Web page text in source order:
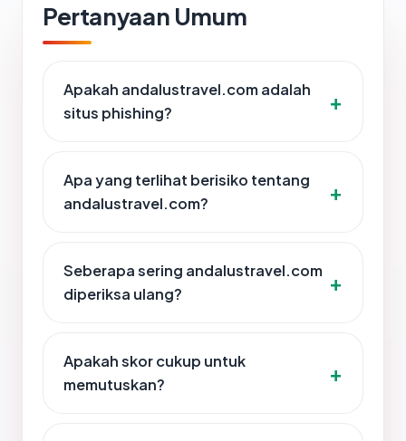
Pertanyaan Umum
Apakah andalustravel.com adalah
situs phishing?
Apa yang terlihat berisiko tentang
andalustravel.com?
Seberapa sering andalustravel.com
diperiksa ulang?
Apakah skor cukup untuk
memutuskan?